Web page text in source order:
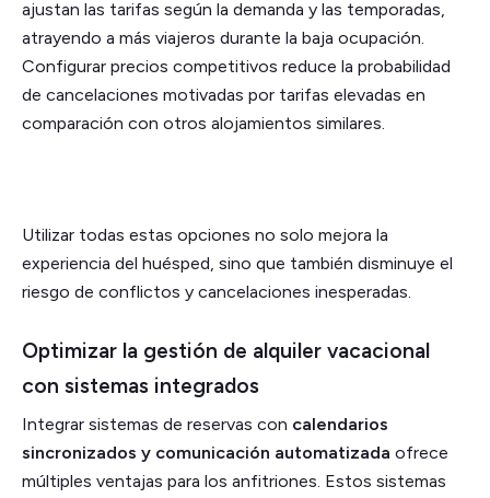
ajustan las tarifas según la demanda y las temporadas,
atrayendo a más viajeros durante la baja ocupación.
Configurar precios competitivos reduce la probabilidad
de cancelaciones motivadas por tarifas elevadas en
comparación con otros alojamientos similares.
Utilizar todas estas opciones no solo mejora la
experiencia del huésped, sino que también disminuye el
riesgo de conflictos y cancelaciones inesperadas.
Optimizar la gestión de alquiler vacacional
con sistemas integrados
Integrar sistemas de reservas con calendarios
sincronizados y comunicación automatizada ofrece
múltiples ventajas para los anfitriones. Estos sistemas